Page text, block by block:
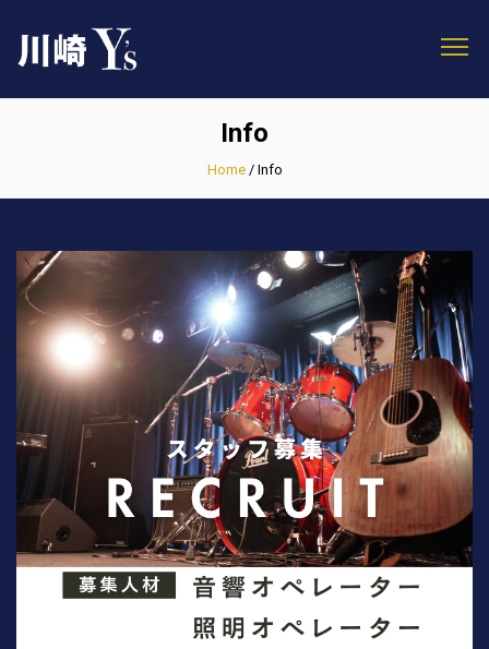
Info
Home/ Info